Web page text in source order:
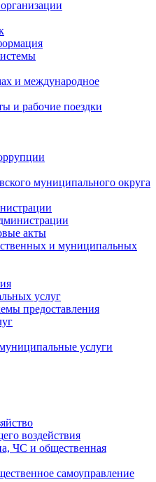
и международное
и рабочие поездки
муниципального округа
акты
и муниципальных
услуг
предоставления
услуги
воздействия
ЧС и общественная
самоуправление